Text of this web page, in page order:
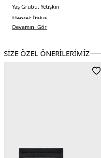
Yaş Grubu: Yetişkin
Menşei: İtalya
5DE1XM003871AF22670MB001.12
Devamını Gör
SİZE ÖZEL ÖNERİLERİMİZ